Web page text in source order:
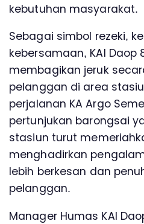
kebutuhan masyarakat.
Sebagai simbol rezeki,
kebersamaan, KAI Daop
membagikan jeruk
pelanggan di area
perjalanan KA Argo
pertunjukan barongsai
stasiun turut
menghadirkan
lebih berkesan dan
pelanggan.
Manager Humas KAI